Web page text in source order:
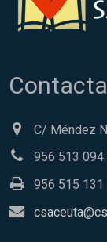
C/ Méndez
956 513 094
956 515 131